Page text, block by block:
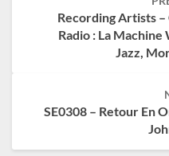
Recording Artists
Radio : La
Jazz,
SE0308 – Retour En